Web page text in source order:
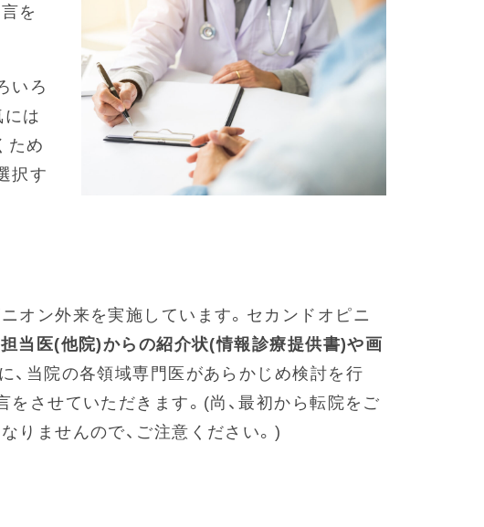
を
いろ
は
ため
択す
オン外来を実施しています。セカンドオピニ
当医(他院)からの紹介状(情報診療提供書)や画
、当院の各領域専門医があらかじめ検討を行
をさせていただきます。(尚、最初から転院をご
りませんので、ご注意ください。)